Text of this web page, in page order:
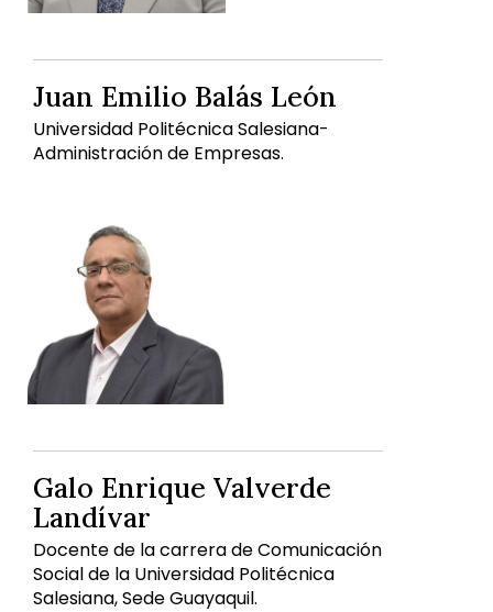
Juan Emilio Balás León
Universidad Politécnica Salesiana-
Administración de Empresas.
Galo Enrique Valverde
Landívar
Docente de la carrera de Comunicación
Social de la Universidad Politécnica
Salesiana, Sede Guayaquil.